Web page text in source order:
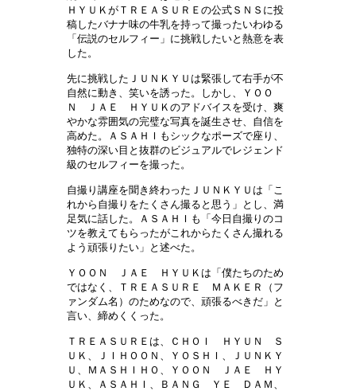
ＨＹＵＫがＴＲＥＡＳＵＲＥの公式ＳＮＳに投
稿したバナナ味の牛乳を持って撮ったいわゆる
「伝説のセルフィー」に挑戦したいと熱意を表
した。
先に挑戦したＪＵＮＫＹＵは緊張して右手が不
自然に動き、笑いを誘った。しかし、ＹＯＯ
Ｎ ＪＡＥ ＨＹＵＫのアドバイスを受け、爽
やかな雰囲気の完璧な写真を誕生させ、自信を
高めた。ＡＳＡＨＩもシックなポーズで座り、
独特の深い目と抜群のビジュアルでレジェンド
級のセルフィーを撮った。
自撮り講座を聞き終わったＪＵＮＫＹＵは「こ
れから自撮りをたくさん撮ると思う」とし、 満
足気に話した。ＡＳＡＨＩも「今日自撮りのコ
ツを教えてもらったがこれからたくさん撮れる
よう頑張りたい」と述べた。
ＹＯＯＮ ＪＡＥ ＨＹＵＫは「僕たちのため
ではなく、ＴＲＥＡＳＵＲＥ ＭＡＫＥＲ（フ
ァンダム名）のためなので、頑張るべきだ」と
言い、締めくくった。
ＴＲＥＡＳＵＲＥは、ＣＨＯＩ ＨＹＵＮ Ｓ
ＵＫ、ＪＩＨＯＯＮ、ＹＯＳＨＩ、ＪＵＮＫＹ
Ｕ、ＭＡＳＨＩＨＯ、ＹＯＯＮ ＪＡＥ ＨＹ
ＵＫ、ＡＳＡＨＩ、ＢＡＮＧ ＹＥ ＤＡＭ、